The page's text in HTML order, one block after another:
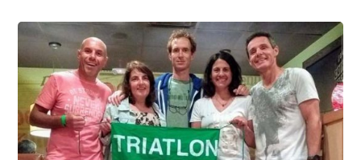
c
e
b
o
o
k
at
s
A
p
p
e
gr
a
m
ai m
p
ar
tir